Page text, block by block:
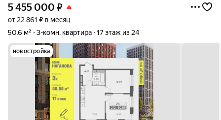
5 455 000 ₽
от 22 861 ₽ в месяц
50,6 м²
3-комн. квартира 17 этаж из 24
новостройка